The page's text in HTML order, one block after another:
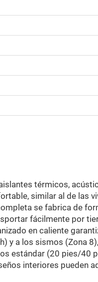
térmicos,
similar al de las
se fabrica de
fácilmente por
en caliente
y a los sismos (Zona
estándar (20 pies/40
interiores pueden